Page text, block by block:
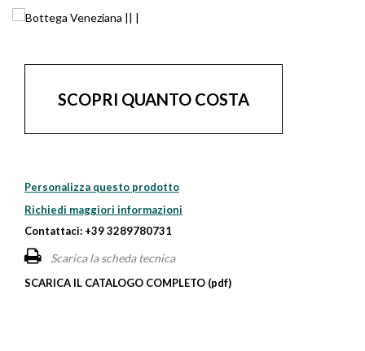
SCOPRI QUANTO COSTA
Personalizza questo prodotto
Richiedi maggiori informazioni
Contattaci: +39 3289780731
Scarica la scheda tecnica
SCARICA IL CATALOGO COMPLETO (pdf)